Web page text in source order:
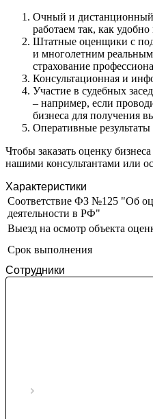
Очный и дистанционный
работаем так, как удобно
Штатные оценщики с
и многолетним
страхование
Консультационная и
Участие в судебных
– например, если
бизнеса для получения
Оперативные результаты
Чтобы заказать оценку
нашими консультантами или
Характеристики
Соответствие ФЗ №125 "Об
деятельности в РФ"
Выезд на осмотр объекта
Срок выполнения
Сотрудники
Зарайск
Заречный
Заринск
Звенигород
Зеленоград
Зеленодольск
Златоуст
Иваново
Ивантеевка
Ижевск
Изобильный
Ипатово
Ирбит
Иркутск
Истра
Камбарка